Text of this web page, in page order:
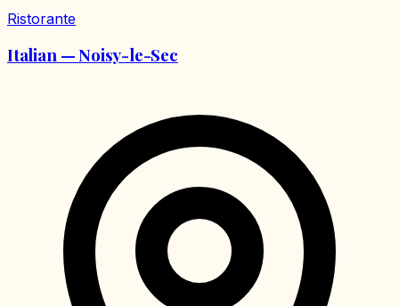
Ristorante
Italian — Noisy-le-Sec